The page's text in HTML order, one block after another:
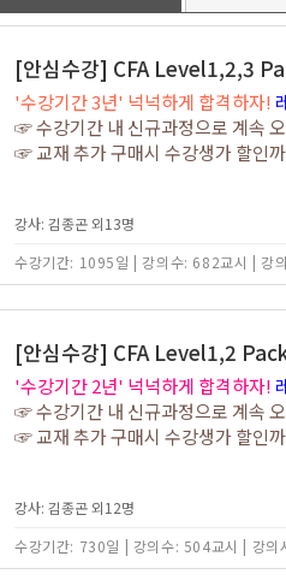
[안심수강] CFA Level1,2,3
'수강기간 3년' 넉넉하게 합격하자!
☞ 수강기간 내 신규과정으로 계속
☞ 교재 추가 구매시 수강생가 할인
강사: 김종곤 외13명
수강기간: 1095일 | 강의수: 682교시 | 강
[안심수강] CFA Level1,2
'수강기간 2년' 넉넉하게 합격하자!
☞ 수강기간 내 신규과정으로 계속
☞ 교재 추가 구매시 수강생가 할인
강사: 김종곤 외12명
수강기간: 730일 | 강의수: 504교시 | 강의